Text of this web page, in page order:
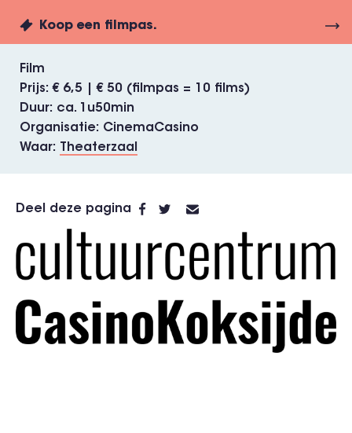
Koop een filmpas.
Film
Prijs
€ 6,5 | € 50 (filmpas = 10 films)
Duur
ca. 1u50min
Organisatie
CinemaCasino
Waar
Theaterzaal
Deel deze pagina